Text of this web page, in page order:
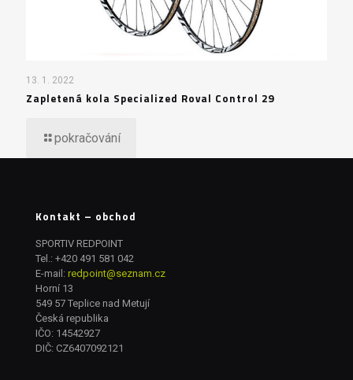
13. 1. 2022
Zapletená kola Specialized Roval Control 29
pokračování
Kontakt – obchod
SPORTIV REDPOINT
Tel.: +420 491 581 042
E-mail: redpoint@seznam.cz
Horní 13
549 57 Teplice nad Metují
Česká republika
IČO: 14542927
DIČ: CZ6407092121